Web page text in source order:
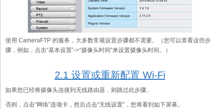
使用 CameraFTP 的服务，大多数常规设置步骤都不需要。（您可以查看这些步
骤，例如，点击“基本设置”->“摄像头时间”来设置摄像头时间。）
2.1 设置或重新配置 Wi-Fi
如果您已经将摄像头连接到无线路由器，则跳过此步骤。
否则，点击“网络”选项卡，然后点击“无线设置”，您将看到如下屏幕。